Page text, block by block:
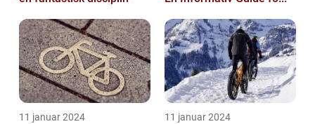
11 januar 2024 11 januar 2024